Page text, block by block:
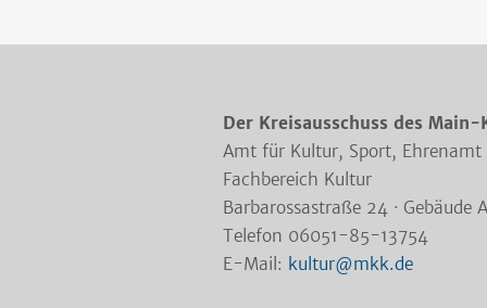
Der Kreisausschuss des
Amt für Kultur, Sport, Ehrenamt
Fachbereich Kultur
Barbarossastraße 24 · Gebäude
Telefon 06051-85-13754
E-Mail: kultur@mkk.de